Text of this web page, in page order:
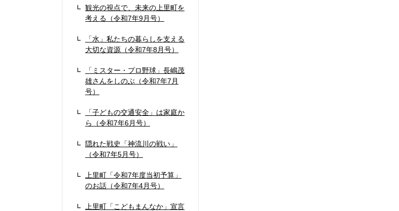
観光の視点で、未来の上里町を
考える（令和7年9月号）
「水」私たちの暮らしを支える
大切な資源（令和7年8月号）
「ミスター・プロ野球」長嶋茂
雄さんをしのぶ（令和7年7月
号）
「子どもの交通安全」は家庭か
ら（令和7年6月号）
隠れた戦史「神流川の戦い」
（令和7年5月号）
上里町「令和7年度当初予算」
のお話（令和7年4月号）
上里町「こどもまんなか」宣言